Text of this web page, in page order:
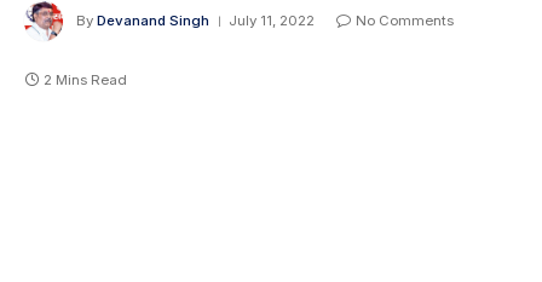
By Devanand Singh July 11, 2022 No Comments
2 Mins Read